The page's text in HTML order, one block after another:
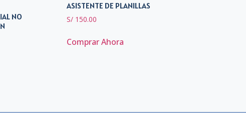
NO
ASISTENTE DE PLANILLAS
S/ 150.00
Comprar Ahora